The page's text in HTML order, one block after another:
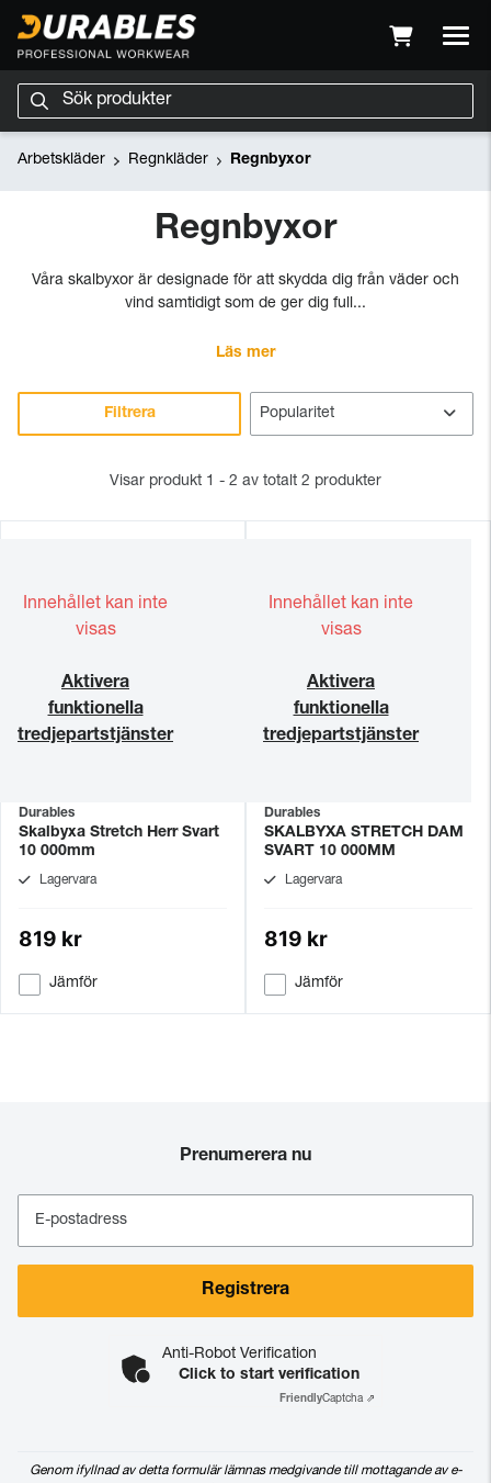
Arbetskläder Regnkläder Regnbyxor
Regnbyxor
Våra skalbyxor är designade för att skydda dig från väder och
vind samtidigt som de ger dig full...
Läs mer
Filtrera
Visar produkt 1 - 2 av totalt 2 produkter
Innehållet kan inte
visas
Aktivera
funktionella
tredjepartstjänster
Durables
Skalbyxa Stretch Herr Svart
10 000mm
Lagervara
819 kr
Jämför
Innehållet kan inte
visas
Aktivera
funktionella
tredjepartstjänster
Durables
SKALBYXA STRETCH DAM
SVART 10 000MM
Lagervara
819 kr
Jämför
Prenumerera nu
E-postadress
Registrera
Anti-Robot Verification
Click to start verification
FriendlyCaptcha ⇗
Genom ifyllnad av detta formulär lämnas medgivande till mottagande av e-